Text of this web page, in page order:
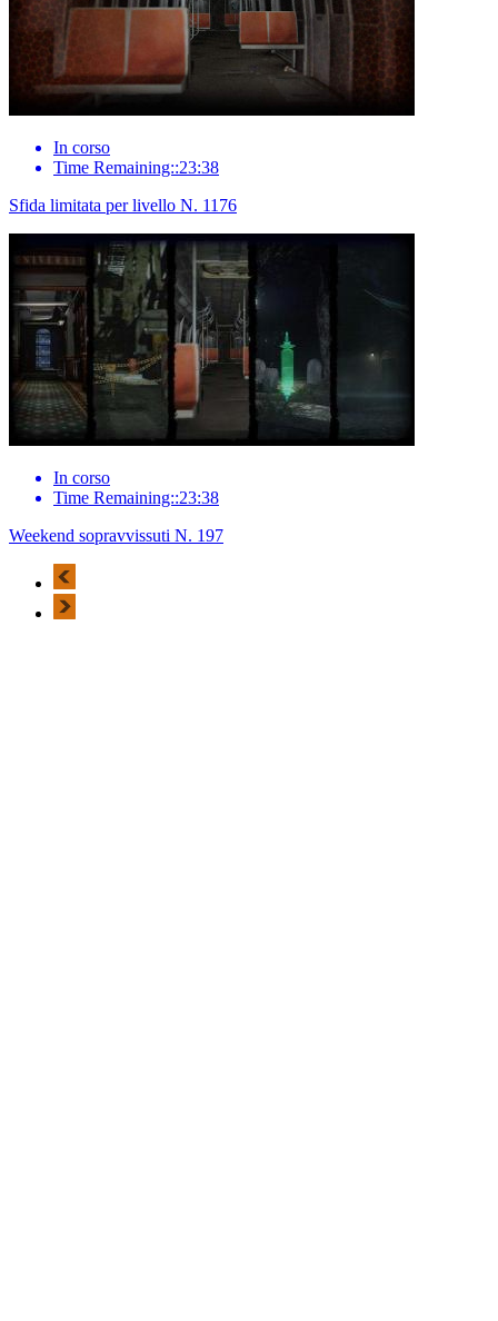
In corso
Time Remaining::23:38
Sfida limitata per livello N. 1176
In corso
Time Remaining::23:38
Weekend sopravvissuti N. 197